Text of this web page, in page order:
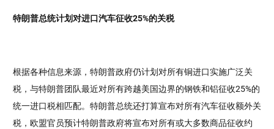
特朗普总统计划对进口汽车征收25%的关税
根据各种信息来源，特朗普政府仍计划对所有铜进口实施广泛关
税，与特朗普团队最近对所有跨越美国边界的钢铁和铝征收25%的
统一进口税相匹配。特朗普总统还打算宣布对所有汽车征收额外关
税，欧盟官员预计特朗普政府将宣布对所有或大多数商品征收约